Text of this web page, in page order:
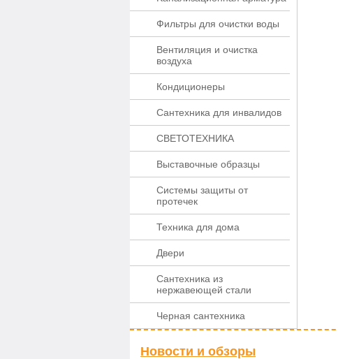
Фильтры для очистки воды
Вентиляция и очистка
воздуха
Кондиционеры
Сантехника для инвалидов
СВЕТОТЕХНИКА
Выставочные образцы
Системы защиты от
протечек
Техника для дома
Двери
Сантехника из
нержавеющей стали
Черная сантехника
Новости и обзоры